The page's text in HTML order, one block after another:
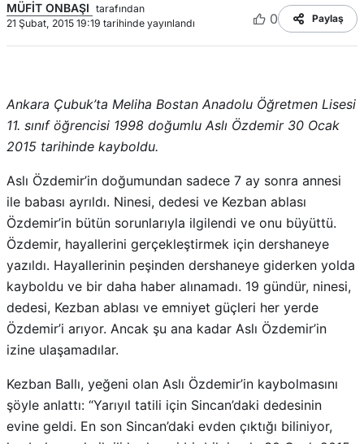
MÜFİT ONBAŞI tarafından
21 Şubat, 2015 19:19 tarihinde yayınlandı
0 Paylaş
Ankara Çubuk’ta Meliha Bostan Anadolu Öğretmen Lisesi
11. sınıf öğrencisi 1998 doğumlu Aslı Özdemir 30 Ocak
2015 tarihinde kayboldu.
Aslı Özdemir’in doğumundan sadece 7 ay sonra annesi
ile babası ayrıldı. Ninesi, dedesi ve Kezban ablası
Özdemir’in bütün sorunlarıyla ilgilendi ve onu büyüttü.
Özdemir, hayallerini gerçekleştirmek için dershaneye
yazıldı. Hayallerinin peşinden dershaneye giderken yolda
kayboldu ve bir daha haber alınamadı. 19 gündür, ninesi,
dedesi, Kezban ablası ve emniyet güçleri her yerde
Özdemir’i arıyor. Ancak şu ana kadar Aslı Özdemir’in
izine ulaşamadılar.
Kezban Ballı, yeğeni olan Aslı Özdemir’in kaybolmasını
şöyle anlattı: “Yarıyıl tatili için Sincan’daki dedesinin
evine geldi. En son Sincan’daki evden çıktığı biliniyor,